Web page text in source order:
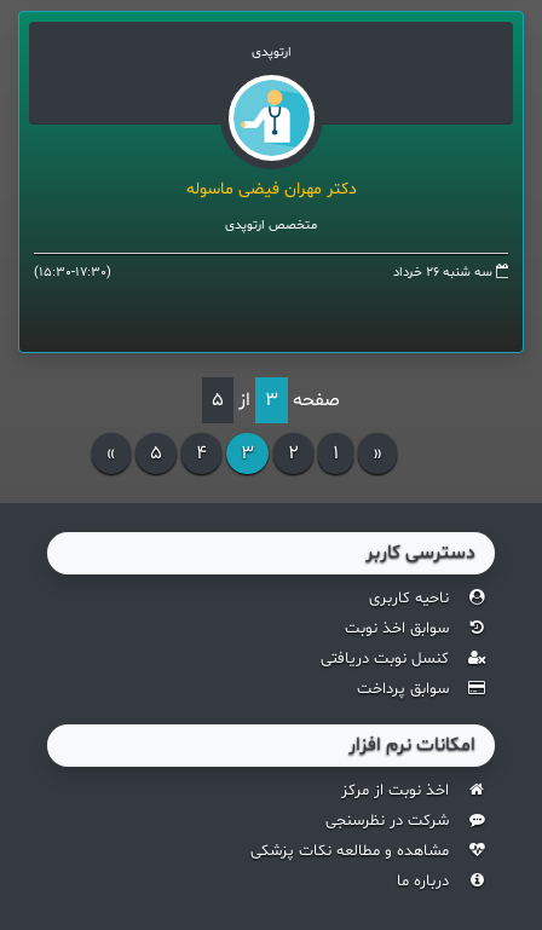
ارتوپدی
دکتر مهران فیضی ماسوله
متخصص ارتوپدی
سه شنبه 26 خرداد (15:30-17:30)
صفحه 3 از
5
«
1
2
3
4
5
»
دسترسی کاربر
ناحیه کاربری
سوابق اخذ نوبت
کنسل نوبت دریافتی
سوابق پرداخت
امکانات نرم افزار
اخذ نوبت از مرکز
شرکت در نظرسنجی
مشاهده و مطالعه نکات پزشکی
درباره ما